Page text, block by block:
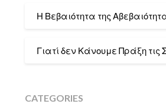
Η Βεβαιότητα της
Γιατί δεν Κάνουμε Πράξη τις
CATEGORIES